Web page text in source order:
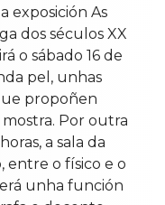
exposición As
dos séculos XX
o sábado 16 de
pel, unhas
propoñen
Por outra
a sala da
entre o físico e o
unha función